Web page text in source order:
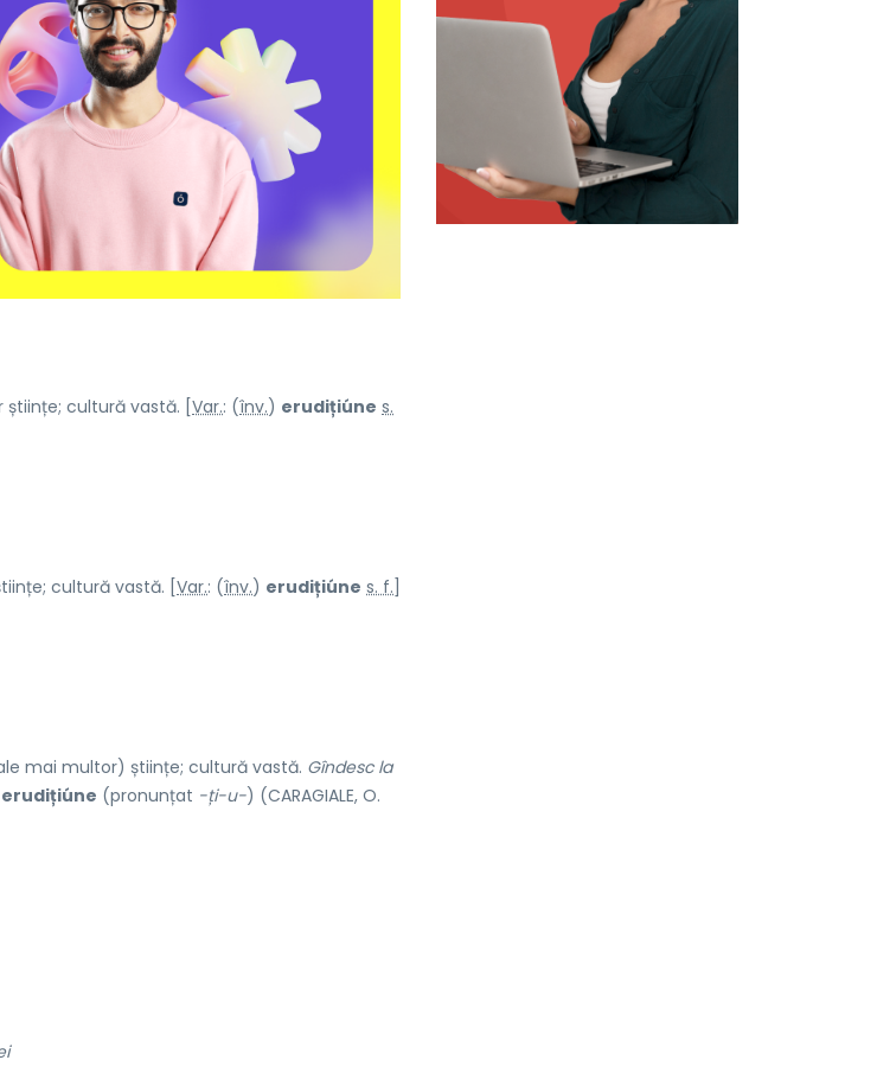
cultură vastă. [Var.: (înv.) erudițiúne s.
cultură vastă. [Var.: (înv.) erudițiúne s. f.]
mai multor) științe; cultură vastă. Gîndesc la
erudițiúne (pronunțat -ți-u-) (CARAGIALE, O.